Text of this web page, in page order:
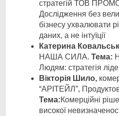
стратегій ТОВ
Дослідження без
бізнесу ухвалювати
даних, а не інтуїції
Катерина
НАША СИЛА. Тема:
Людям: стратегія
Вікторія Шило,
“АРІТЕЙЛ”,
Тема:Комерційні
високої